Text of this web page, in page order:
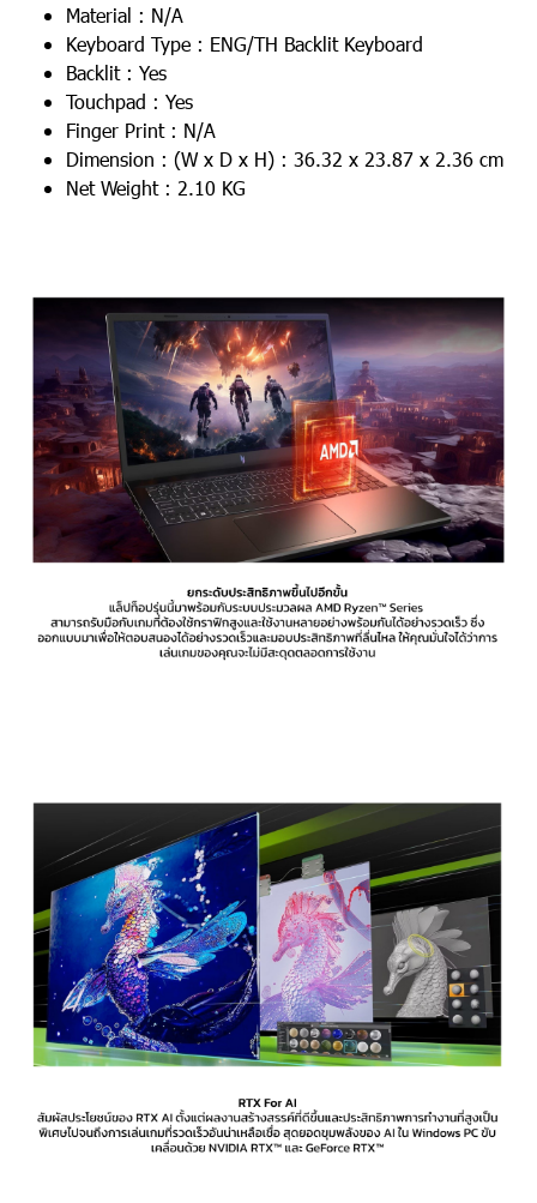
Material : N/A
Keyboard Type : ENG/TH Backlit Keyboard
Backlit : Yes
Touchpad : Yes
Finger Print : N/A
Dimension : (W x D x H) : 36.32 x 23.87 x 2.36 cm
Net Weight : 2.10 KG